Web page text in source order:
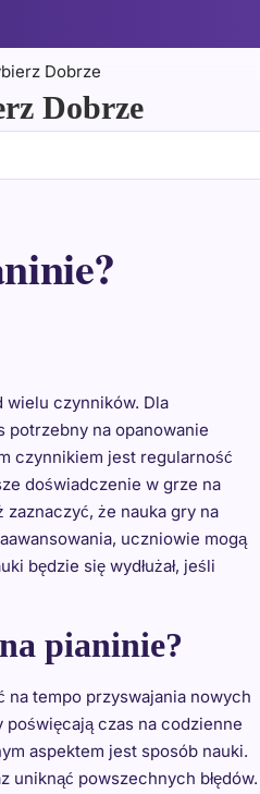
Dobrze
wielu czynników. Dla
potrzebny na opanowanie
czynnikiem jest regularność
doświadczenie w grze na
że nauka gry na
uczniowie mogą
będzie się wydłużał, jeśli
pianinie?
na tempo przyswajania nowych
czas na codzienne
aspektem jest sposób nauki.
powszechnych błędów.